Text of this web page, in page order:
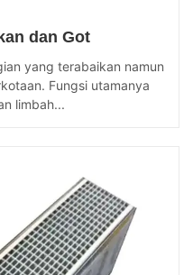
dan Got
yang terabaikan namun
Fungsi utamanya
limbah...